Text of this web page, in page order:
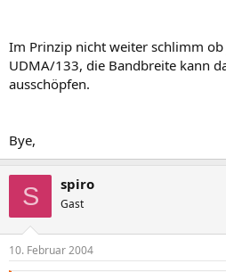
Im Prinzip nicht weiter schlimm
UDMA/133, die Bandbreite kann
ausschöpfen.
Bye,
S spiro
Gast
10. Februar 2004